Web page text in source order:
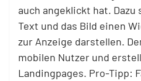
auch angeklickt hat.
Text und das Bild einen
zur Anzeige darstellen.
mobilen Nutzer und
Landingpages. Pro-Tipp: